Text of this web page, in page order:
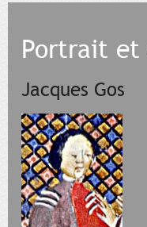
Portrait et
Jacques Gos